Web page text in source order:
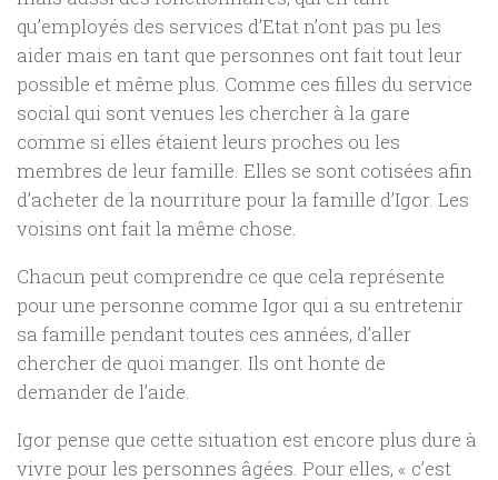
qu’employés des services d’Etat n’ont pas pu les
aider mais en tant que personnes ont fait tout leur
possible et même plus. Comme ces filles du service
social qui sont venues les chercher à la gare
comme si elles étaient leurs proches ou les
membres de leur famille. Elles se sont cotisées afin
d’acheter de la nourriture pour la famille d’Igor. Les
voisins ont fait la même chose.
Chacun peut comprendre ce que cela représente
pour une personne comme Igor qui a su entretenir
sa famille pendant toutes ces années, d’aller
chercher de quoi manger. Ils ont honte de
demander de l’aide.
Igor pense que cette situation est encore plus dure à
vivre pour les personnes âgées. Pour elles, « c’est